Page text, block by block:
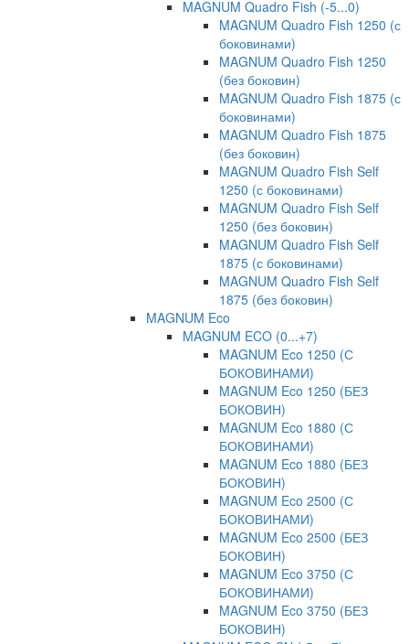
MAGNUM Quadro Fish (-5...0)
MAGNUM Quadro Fish 1250 (с
боковинами)
MAGNUM Quadro Fish 1250
(без боковин)
MAGNUM Quadro Fish 1875 (с
боковинами)
MAGNUM Quadro Fish 1875
(без боковин)
MAGNUM Quadro Fish Self
1250 (с боковинами)
MAGNUM Quadro Fish Self
1250 (без боковин)
MAGNUM Quadro Fish Self
1875 (с боковинами)
MAGNUM Quadro Fish Self
1875 (без боковин)
MAGNUM Eco
MAGNUM ECO (0...+7)
MAGNUM Eco 1250 (С
БОКОВИНАМИ)
MAGNUM Eco 1250 (БЕЗ
БОКОВИН)
MAGNUM Eco 1880 (С
БОКОВИНАМИ)
MAGNUM Eco 1880 (БЕЗ
БОКОВИН)
MAGNUM Eco 2500 (С
БОКОВИНАМИ)
MAGNUM Eco 2500 (БЕЗ
БОКОВИН)
MAGNUM Eco 3750 (С
БОКОВИНАМИ)
MAGNUM Eco 3750 (БЕЗ
БОКОВИН)